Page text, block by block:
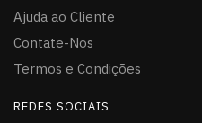
Ajuda ao Cliente
Contate-Nos
Termos e Condições
REDES SOCIAIS